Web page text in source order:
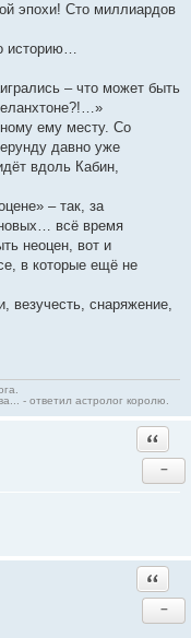
эпохи! Сто миллиардов
историю…
– что может быть
ему месту. Со
давно уже
вдоль Кабин,
– так, за
всё время
неоцен, вот и
в которые ещё не
везучесть, снаряжение,
- ответил астролог королю.
−
−